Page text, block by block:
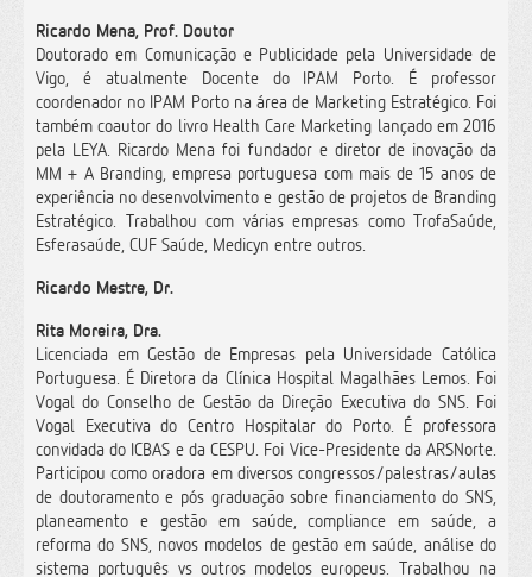
Ricardo Mena, Prof. Doutor
Doutorado em Comunicação e Publicidade pela Universidade de
Vigo, é atualmente Docente do IPAM Porto. É professor
coordenador no IPAM Porto na área de Marketing Estratégico. Foi
também coautor do livro Health Care Marketing lançado em 2016
pela LEYA. Ricardo Mena foi fundador e diretor de inovação da
MM + A Branding, empresa portuguesa com mais de 15 anos de
experiência no desenvolvimento e gestão de projetos de Branding
Estratégico. Trabalhou com várias empresas como TrofaSaúde,
Esferasaúde, CUF Saúde, Medicyn entre outros.
Ricardo Mestre, Dr.
Rita Moreira, Dra.
Licenciada em Gestão de Empresas pela Universidade Católica
Portuguesa. É Diretora da Clínica Hospital Magalhães Lemos. Foi
Vogal do Conselho de Gestão da Direção Executiva do SNS. Foi
Vogal Executiva do Centro Hospitalar do Porto. É professora
convidada do ICBAS e da CESPU. Foi Vice-Presidente da ARSNorte.
Participou como oradora em diversos congressos/palestras/aulas
de doutoramento e pós graduação sobre financiamento do SNS,
planeamento e gestão em saúde, compliance em saúde, a
reforma do SNS, novos modelos de gestão em saúde, análise do
sistema português vs outros modelos europeus. Trabalhou na